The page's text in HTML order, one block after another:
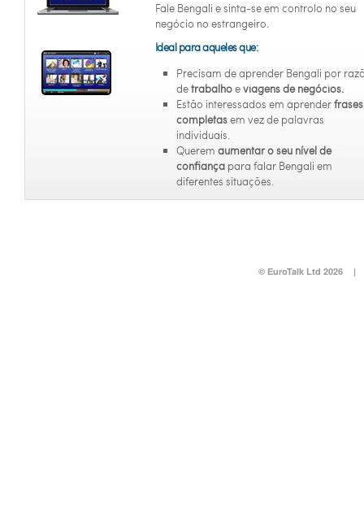
Fale Bengali e sinta-se em controlo no seu
negócio no estrangeiro.
Ideal para aqueles que:
Precisam de aprender Bengali por
detrabalhoeviagens de negócios.
Estão interessados em aprenderfrases
completasem vez de palavras
individuais.
Querem aumentar o seu nível de
confiança para falar Bengali em
diferentes situações.
© EuroTalk Ltd 2026 |